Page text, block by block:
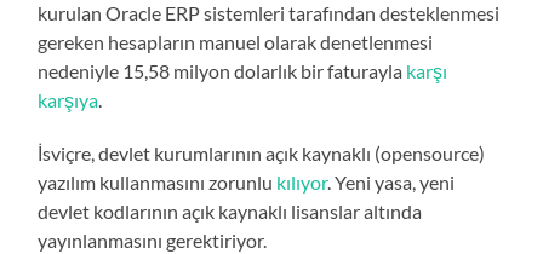
kurulan Oracle ERP sistemleri tarafından desteklenmesi
gereken hesapların manuel olarak denetlenmesi
nedeniyle 15,58 milyon dolarlık bir faturayla karşı
karşıya.
İsviçre, devlet kurumlarının açık kaynaklı (opensource)
yazılım kullanmasını zorunlu kılıyor. Yeni yasa, yeni
devlet kodlarının açık kaynaklı lisanslar altında
yayınlanmasını gerektiriyor.